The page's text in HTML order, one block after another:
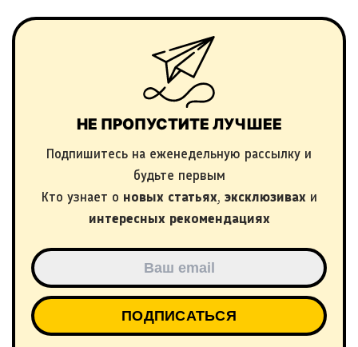
НЕ ПРОПУСТИТЕ ЛУЧШЕЕ
Подпишитесь на еженедельную рассылку и
будьте первым
Кто узнает о новых статьях, эксклюзивах и
интересных рекомендациях